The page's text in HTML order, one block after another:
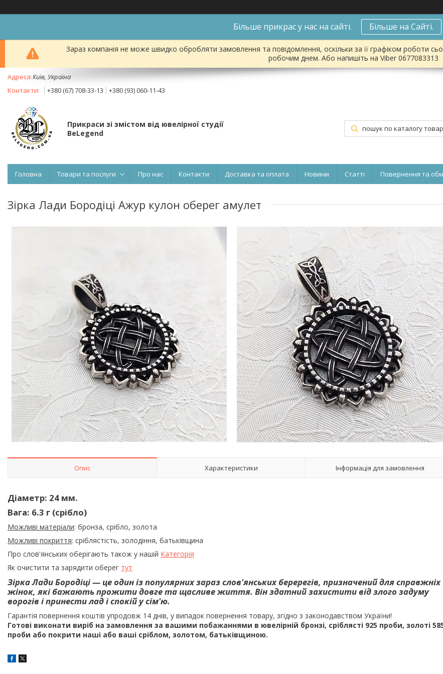
Більше прикрас у нас на сайті. Більше на Сайті.
Зараз компанія не може швидко обробляти замовлення та повідомлення, оскільки за її графіком роботи
робочим днем. Або напишіть на Viber 0677083313
Київ, Україна
+380 (67) 708-33-13
+380 (93) 060-11-43
Прикраси зі змістом від ювелірної студії
BeLegend
Головна Товари та послуги Про нас Контакти Доставка та оплата Новини Статті Повернення та
Зірка Лади Бородіці Ажур кулон оберег амулет
Опис Характеристики Інформація для замовлення
Діаметр: 24 мм.
Вага: 6.3 г (срібло)
Можливі матеріали: бронза, срібло, золота
Можливі покриття: сріблястість, золодіння, батьківщина
Про слов'янських оберігають також у нашій Категорія
Як очистити та зарядити оберег тут
Зірка Лади Бородіці — це один із популярних зараз слов'янських беререгів, призначений для справжніх
жінок, які бажають прожити довге та щасливе життя. Він здатний захистити від злого задуму
ворогів і принести лад і спокій у сім'ю.
Гарантія повернення коштів упродовж 14 днів, у випадок повернення товару, згідно з законодавством України!
Готові виконати виріб на замовлення за вашими побажаннями в ювелірній бронзі, сріблясті 925 проби, золоті
проби або покрити наші або ваші сріблом, золотом, батьківщиною.